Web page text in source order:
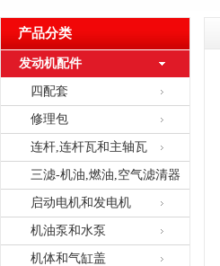
产品分类
发动机配件
四配套
修理包
连杆,连杆瓦和主轴瓦
三滤-机油,燃油,空气滤清器
启动电机和发电机
机油泵和水泵
机体和气缸盖